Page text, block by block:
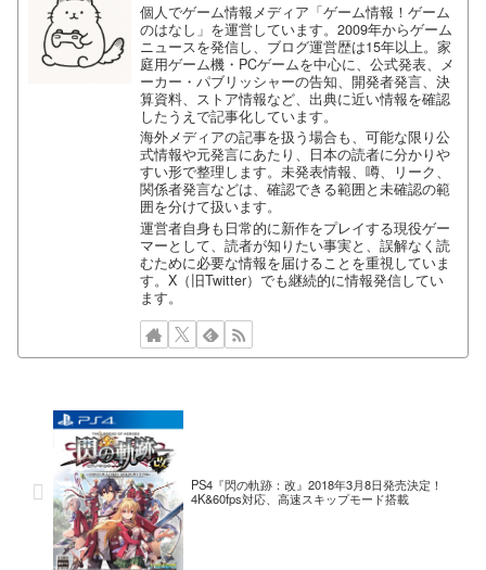
個人でゲーム情報メディア「ゲーム情報！ゲーム
のはなし」を運営しています。2009年からゲーム
ニュースを発信し、ブログ運営歴は15年以上。家
庭用ゲーム機・PCゲームを中心に、公式発表、メ
ーカー・パブリッシャーの告知、開発者発言、決
算資料、ストア情報など、出典に近い情報を確認
したうえで記事化しています。
海外メディアの記事を扱う場合も、可能な限り公
式情報や元発言にあたり、日本の読者に分かりや
すい形で整理します。未発表情報、噂、リーク、
関係者発言などは、確認できる範囲と未確認の範
囲を分けて扱います。
運営者自身も日常的に新作をプレイする現役ゲー
マーとして、読者が知りたい事実と、誤解なく読
むために必要な情報を届けることを重視していま
す。X（旧Twitter）でも継続的に情報発信してい
ます。
PS4『閃の軌跡：改』2018年3月8日発売決定！
4K&60fps対応、高速スキップモード搭載